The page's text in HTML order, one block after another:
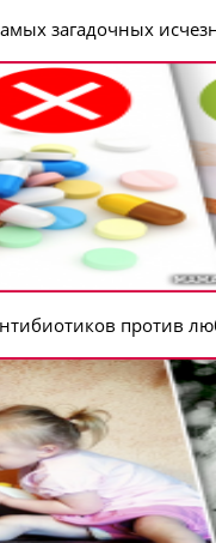
загадочных
против